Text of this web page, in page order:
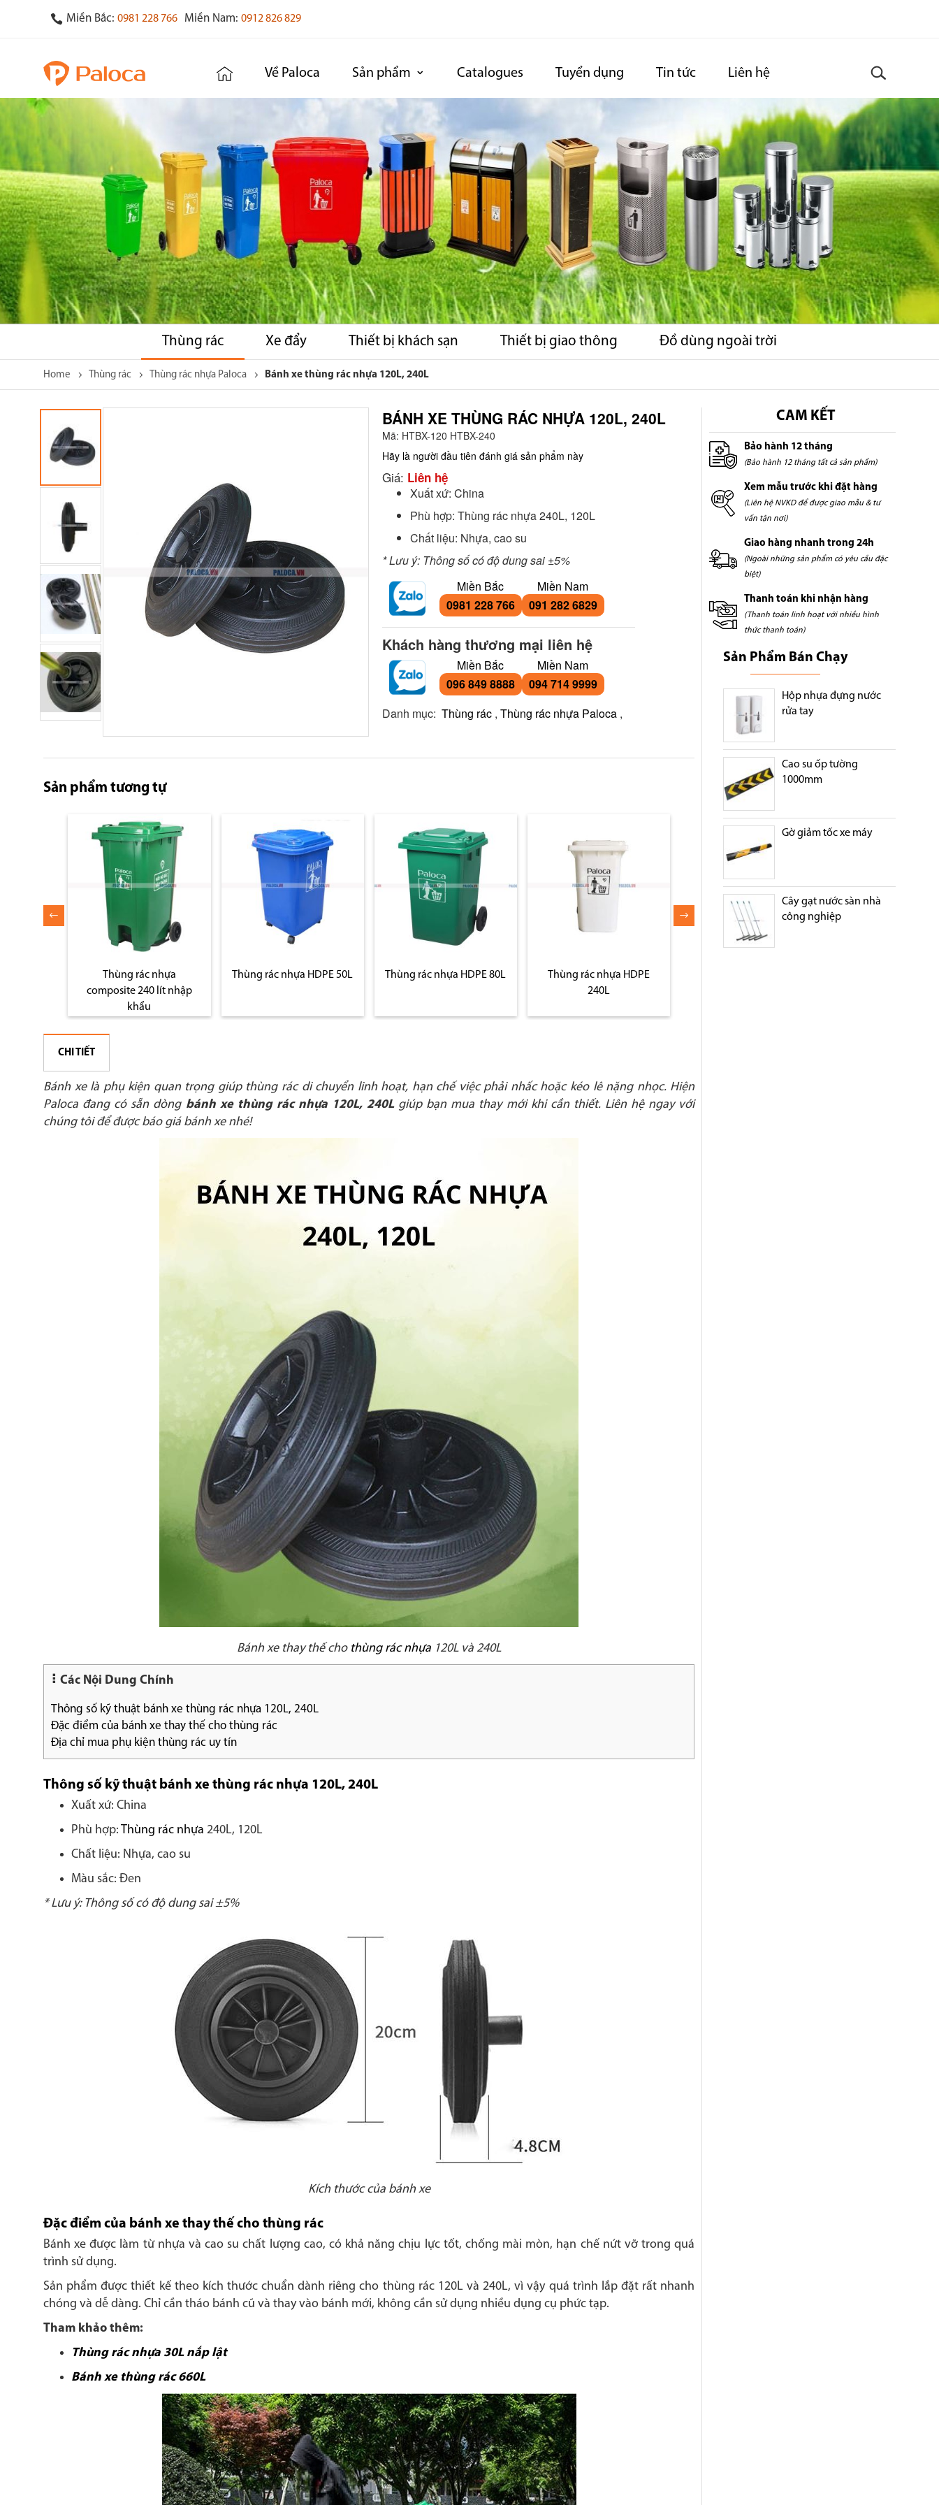
Miền Bắc: 0981 228 766 Miền Nam: 0912 826 829
Về Paloca Sản phẩm Catalogues Tuyển dụng Tin tức Liên hệ
Thùng rác Xe đẩy Thiết bị khách sạn Thiết bị giao thông Đồ dùng ngoài trời
Home Thùng rác Thùng rác nhựa Paloca Bánh xe thùng rác nhựa 120L, 240L
the
end
the
images
gallery
to
beginning
BÁNH XE THÙNG RÁC NHỰA 120L, 240L
Mã: HTBX-120 HTBX-240
Hãy là người đầu tiên đánh giá sản phẩm này
Giá: Liên hệ
Xuất xứ: China
Phù hợp: Thùng rác nhựa 240L, 120L
Chất liệu: Nhựa, cao su
* Lưu ý: Thông số có độ dung sai ±5%
Miền Bắc
0981 228 766
Miền Nam
091 282 6829
Khách hàng thương mại liên hệ
Miền Bắc
096 849 8888
Miền Nam
094 714 9999
Danh mục: Thùng rác , Thùng rác nhựa Paloca ,
Sản phẩm tương tự
Thùng rác nhựa
composite 240 lít nhập
khẩu
Thùng rác nhựa HDPE 50L Thùng rác nhựa HDPE 80L
Thùng rác nhựa HDPE
240L
CHI TIẾT
Bánh xe là phụ kiện quan trọng giúp thùng rác di chuyển linh hoạt, hạn chế việc phải nhấc hoặc kéo lê nặng nhọc. Hiện
Paloca đang có sẵn dòng bánh xe thùng rác nhựa 120L, 240Lgiúp bạn mua thay mới khi cần thiết. Liên hệ ngay với
chúng tôi để được báo giá bánh xe nhé!
Bánh xe thay thế cho thùng rác nhựa 120L và 240L
Các Nội Dung Chính
Thông số kỹ thuật bánh xe thùng rác nhựa 120L, 240L
Đặc điểm của bánh xe thay thế cho thùng rác
Địa chỉ mua phụ kiện thùng rác uy tín
Thông số kỹ thuật bánh xe thùng rác nhựa 120L, 240L
Xuất xứ: China
Phù hợp: Thùng rác nhựa 240L, 120L
Chất liệu: Nhựa, cao su
Màu sắc: Đen
* Lưu ý: Thông số có độ dung sai ±5%
Kích thước của bánh xe
Đặc điểm của bánh xe thay thế cho thùng rác
Bánh xe được làm từ nhựa và cao su chất lượng cao, có khả năng chịu lực tốt, chống mài mòn, hạn chế nứt vỡ trong quá
trình sử dụng.
Sản phẩm được thiết kế theo kích thước chuẩn dành riêng cho thùng rác 120L và 240L, vì vậy quá trình lắp đặt rất nhanh
chóng và dễ dàng. Chỉ cần tháo bánh cũ và thay vào bánh mới, không cần sử dụng nhiều dụng cụ phức tạp.
Tham khảo thêm:
Thùng rác nhựa 30L nắp lật
Bánh xe thùng rác 660L
CAM KẾT
Bảo hành 12 tháng
(Bảo hành 12 tháng tất cả sản phẩm)
Xem mẫu trước khi đặt hàng
(Liên hệ NVKD để được giao mẫu & tư
vấn tận nơi)
Giao hàng nhanh trong 24h
(Ngoài những sản phẩm có yêu cầu đặc
biệt)
Thanh toán khi nhận hàng
(Thanh toán linh hoạt với nhiều hình
thức thanh toán)
Sản Phẩm Bán Chạy
Hộp nhựa đựng nước
rửa tay
Cao su ốp tường
1000mm
Gờ giảm tốc xe máy
Cây gạt nước sàn nhà
công nghiệp